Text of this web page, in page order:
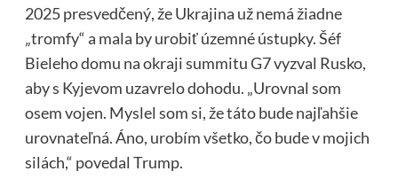
2025 presvedčený, že Ukrajina už nemá žiadne
„tromfy“ a mala by urobiť územné ústupky. Šéf
Bieleho domu na okraji summitu G7 vyzval Rusko,
aby s Kyjevom uzavrelo dohodu. „Urovnal som
osem vojen. Myslel som si, že táto bude najľahšie
urovnateľná. Áno, urobím všetko, čo bude v mojich
silách,“ povedal Trump.